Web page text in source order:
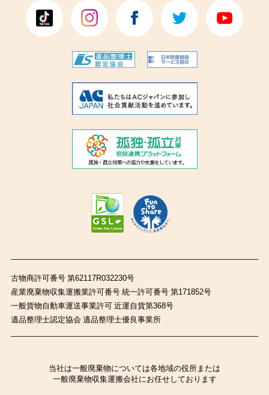
古物商許可番号 第62117R032230号
産業廃棄物収集運搬業許可番号 統一許可番号 第171852号
一般貨物自動車運送事業許可 近運自貨第368号
遺品整理士認定協会 遺品整理士優良事業所
当社は一般廃棄物については各地域の役所または
一般廃棄物収集運搬会社にお任せしております